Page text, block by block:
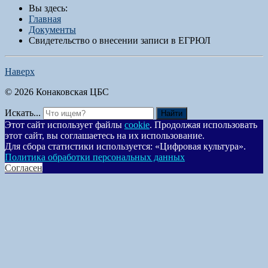
Вы здесь:
Главная
Документы
Свидетельство о внесении записи в ЕГРЮЛ
Наверх
© 2026 Конаковская ЦБС
Искать... Найти
Этот сайт использует файлы cookie. Продолжая использовать
этот сайт, вы соглашаетесь на их использование.
Для сбора статистики используется: «Цифровая культура».
Политика обработки персональных данных
Согласен